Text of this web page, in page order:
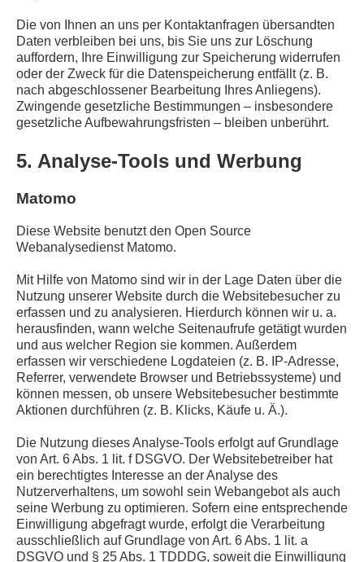
Die von Ihnen an uns per Kontaktanfragen übersandten
Daten verbleiben bei uns, bis Sie uns zur Löschung
auffordern, Ihre Einwilligung zur Speicherung widerrufen
oder der Zweck für die Datenspeicherung entfällt (z. B.
nach abgeschlossener Bearbeitung Ihres Anliegens).
Zwingende gesetzliche Bestimmungen – insbesondere
gesetzliche Aufbewahrungsfristen – bleiben unberührt.
5. Analyse-Tools und Werbung
Matomo
Diese Website benutzt den Open Source
Webanalysedienst Matomo.
Mit Hilfe von Matomo sind wir in der Lage Daten über die
Nutzung unserer Website durch die Websitebesucher zu
erfassen und zu analysieren. Hierdurch können wir u. a.
herausfinden, wann welche Seitenaufrufe getätigt wurden
und aus welcher Region sie kommen. Außerdem
erfassen wir verschiedene Logdateien (z. B. IP-Adresse,
Referrer, verwendete Browser und Betriebssysteme) und
können messen, ob unsere Websitebesucher bestimmte
Aktionen durchführen (z. B. Klicks, Käufe u. Ä.).
Die Nutzung dieses Analyse-Tools erfolgt auf Grundlage
von Art. 6 Abs. 1 lit. f DSGVO. Der Websitebetreiber hat
ein berechtigtes Interesse an der Analyse des
Nutzerverhaltens, um sowohl sein Webangebot als auch
seine Werbung zu optimieren. Sofern eine entsprechende
Einwilligung abgefragt wurde, erfolgt die Verarbeitung
ausschließlich auf Grundlage von Art. 6 Abs. 1 lit. a
DSGVO und § 25 Abs. 1 TDDDG, soweit die Einwilligung